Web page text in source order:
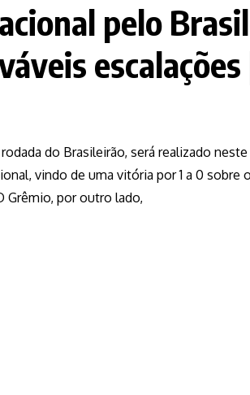
pelo
do Brasileirão, será realizado
vindo de uma vitória por 1 a 0 sobre
Grêmio, por outro lado,